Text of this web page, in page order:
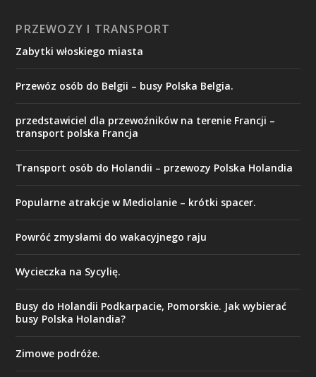
PRZEWOZY I TRANSPORT
Zabytki włoskiego miasta
Przewóz osób do Belgii – busy Polska Belgia.
przedstawiciel dla przewoźników na terenie Francji –
transport polska Francja
Transport osób do Holandii – przewozy Polska Holandia
Popularne atrakcje w Mediolanie – krótki spacer.
Powróć zmysłami do wakacyjnego raju
Wycieczka na Sycylię.
Busy do Holandii Podkarpacie, Pomorskie. Jak wybierać
busy Polska Holandia?
Zimowe podróże.